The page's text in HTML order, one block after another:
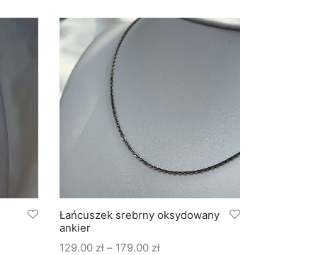
Łańcuszek srebrny oksydowany
ankier
129.00 zł – 179.00 złZakres